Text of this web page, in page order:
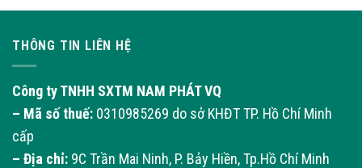
THÔNG TIN LIÊN HỆ
Công ty TNHH SXTM NAM PHÁT VQ
– Mã số thuế: 0310985269 do sở KHĐT TP. Hồ Chí Minh
cấp
– Địa chỉ: 9C Trần Mai Ninh, P. Bảy Hiền, Tp.Hồ Chí Minh